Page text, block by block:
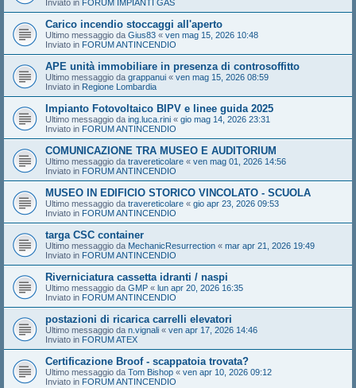
Inviato in FORUM IMPIANTI GAS
Carico incendio stoccaggi all'aperto
Ultimo messaggio da Gius83 « ven mag 15, 2026 10:48
Inviato in FORUM ANTINCENDIO
APE unità immobiliare in presenza di controsoffitto
Ultimo messaggio da grappanui « ven mag 15, 2026 08:59
Inviato in Regione Lombardia
Impianto Fotovoltaico BIPV e linee guida 2025
Ultimo messaggio da ing.luca.rini « gio mag 14, 2026 23:31
Inviato in FORUM ANTINCENDIO
COMUNICAZIONE TRA MUSEO E AUDITORIUM
Ultimo messaggio da travereticolare « ven mag 01, 2026 14:56
Inviato in FORUM ANTINCENDIO
MUSEO IN EDIFICIO STORICO VINCOLATO - SCUOLA
Ultimo messaggio da travereticolare « gio apr 23, 2026 09:53
Inviato in FORUM ANTINCENDIO
targa CSC container
Ultimo messaggio da MechanicResurrection « mar apr 21, 2026 19:49
Inviato in FORUM ANTINCENDIO
Riverniciatura cassetta idranti / naspi
Ultimo messaggio da GMP « lun apr 20, 2026 16:35
Inviato in FORUM ANTINCENDIO
postazioni di ricarica carrelli elevatori
Ultimo messaggio da n.vignali « ven apr 17, 2026 14:46
Inviato in FORUM ATEX
Certificazione Broof - scappatoia trovata?
Ultimo messaggio da Tom Bishop « ven apr 10, 2026 09:12
Inviato in FORUM ANTINCENDIO